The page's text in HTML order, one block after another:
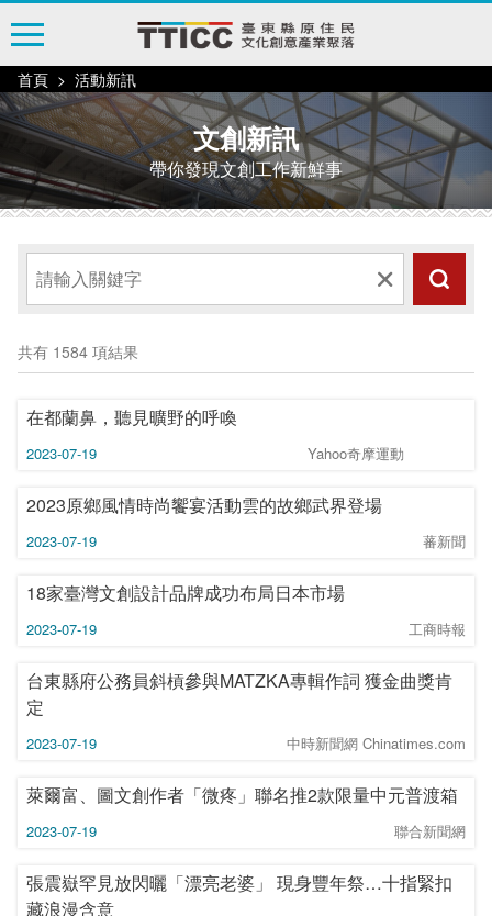
跳
到
主
要
內
區
塊
首頁 活動新訊
文創新訊
帶你發現文創工作新鮮事
共有 1584 項結果
在都蘭鼻，聽見曠野的呼喚
2023-07-19 Yahoo奇摩運動
2023原鄉風情時尚饗宴活動雲的故鄉武界登場
2023-07-19 蕃新聞
18家臺灣文創設計品牌成功布局日本市場
2023-07-19 工商時報
台東縣府公務員斜槓參與MATZKA專輯作詞 獲金曲獎肯
定
2023-07-19 中時新聞網 Chinatimes.com
萊爾富、圖文創作者「微疼」聯名推2款限量中元普渡箱
2023-07-19 聯合新聞網
張震嶽罕見放閃曬「漂亮老婆」 現身豐年祭…十指緊扣
藏浪漫含意